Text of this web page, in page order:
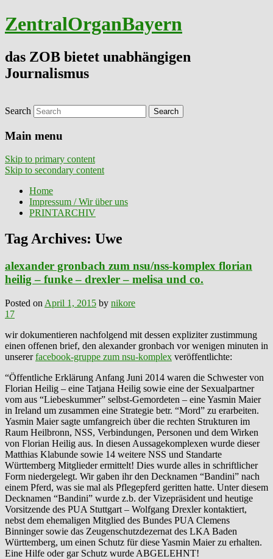
ZentralOrganBayern
das ZOB bietet unabhängigen
Journalismus
Search
Main menu
Skip to primary content
Skip to secondary content
Home
Impressum / Wir über uns
PRINTARCHIV
Tag Archives: Uwe
alexander gronbach zum nsu/nss-komplex florian
heilig – funke – drexler – melisa und co.
Posted on April 1, 2015 by nikore
17
wir dokumentieren nachfolgend mit dessen expliziter zustimmung
einen offenen brief, den alexander gronbach vor wenigen minuten in
unsererfacebook-gruppe zum nsu-komplex veröffentlichte:
“Öffentliche Erklärung Anfang Juni 2014 waren die Schwester von
Florian Heilig – eine Tatjana Heilig sowie eine der Sexualpartner
vom aus “Liebeskummer” selbst-Gemordeten – eine Yasmin Maier
in Ireland um zusammen eine Strategie betr. “Mord” zu erarbeiten.
Yasmin Maier sagte umfangreich über die rechten Strukturen im
Raum Heilbronn, NSS, Verbindungen, Personen und dem Wirken
von Florian Heilig aus. In diesen Aussagekomplexen wurde dieser
Matthias Klabunde sowie 14 weitere NSS und Standarte
Württemberg Mitglieder ermittelt! Dies wurde alles in schriftlicher
Form niedergelegt. Wir gaben ihr den Decknamen “Bandini” nach
einem Pferd, was sie mal als Pflegepferd geritten hatte. Unter diesem
Decknamen “Bandini” wurde z.b. der Vizepräsident und heutige
Vorsitzende des PUA Stuttgart – Wolfgang Drexler kontaktiert,
nebst dem ehemaligen Mitglied des Bundes PUA Clemens
Binninger sowie das Zeugenschutzdezernat des LKA Baden
Württemberg, um einen Schutz für diese Yasmin Maier zu erhalten.
Eine Hilfe oder gar Schutz wurde ABGELEHNT!